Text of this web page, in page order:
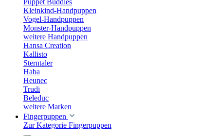
Puppet Buddies
Kleinkind-Handpuppen
Vogel-Handpuppen
Monster-Handpuppen
weitere Handpuppen
Hansa Creation
Kallisto
Sterntaler
Haba
Heunec
Trudi
Beleduc
weitere Marken
Fingerpuppen
Zur Kategorie Fingerpuppen